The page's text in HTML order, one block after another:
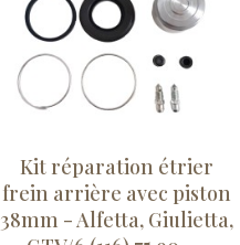
Kit réparation étrier
frein arrière avec piston
38mm - Alfetta, Giulietta,